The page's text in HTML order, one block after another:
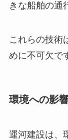
きな船舶の通
これらの技術
めに不可欠で
環境への影
運河建設は、